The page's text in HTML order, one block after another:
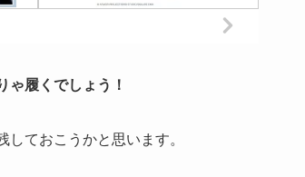
ゃ履くでしょう！
ておこうかと思います。